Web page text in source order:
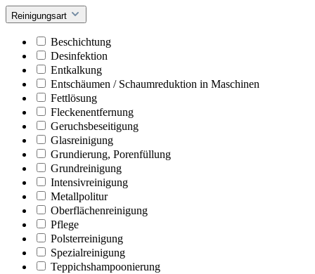
Reinigungsart
Beschichtung
Desinfektion
Entkalkung
Entschäumen / Schaumreduktion in Maschinen
Fettlösung
Fleckenentfernung
Geruchsbeseitigung
Glasreinigung
Grundierung, Porenfüllung
Grundreinigung
Intensivreinigung
Metallpolitur
Oberflächenreinigung
Pflege
Polsterreinigung
Spezialreinigung
Teppichshampoonierung